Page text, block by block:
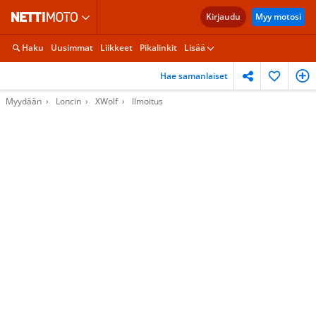
Kirjaudu Myy motosi
Haku Uusimmat Liikkeet Pikalinkit Lisää
Hae samanlaiset
Myydään Loncin XWolf Ilmoitus